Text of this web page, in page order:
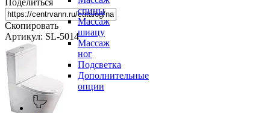
спины
Массаж
шиацу
Массаж
ног
Подсветка
Дополнительные
опции
Скопировать
Артикул: SL-5014